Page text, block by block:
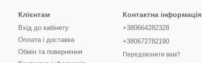
Клієнтам
Вхід до кабінету
Оплата і доставка
Обмін та повернення
Контактна інформація
+380664282328
+380672782190
Передзвонити вам?